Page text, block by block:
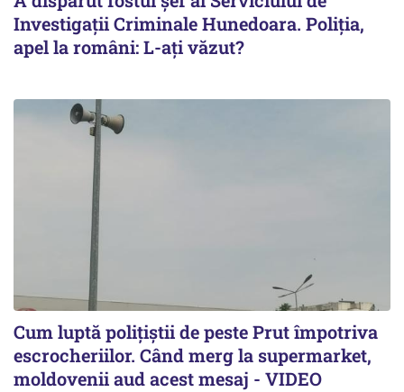
Investigații Criminale Hunedoara. Poliția,
apel la români: L-ați văzut?
Cum luptă polițiștii de peste Prut împotriva
escrocheriilor. Când merg la supermarket,
moldovenii aud acest mesaj - VIDEO